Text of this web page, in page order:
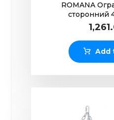
ROMANA
сторонний
Add